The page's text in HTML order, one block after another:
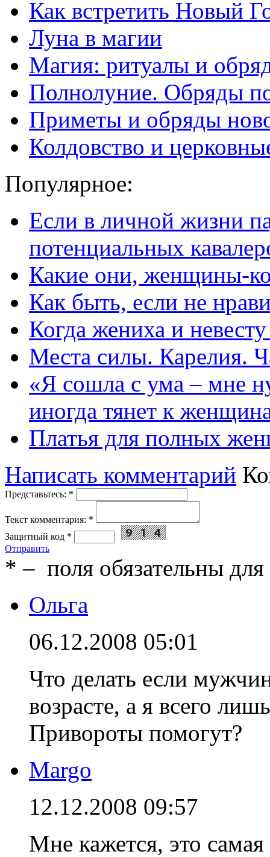
Как встретить Новый
Луна в магии
Магия: ритуалы и
Полнолуние. Обряды
Приметы и обряды
Колдовство и
Популярное:
Если в личной жизни
потенциальных
Какие они, женщины-
Как быть, если не
Когда жениха и
Места силы. Карелия.
«Я сошла с ума – мне
иногда тянет к
Платья для полных
Написать комментарий
Представьтесь: *
Текст комментария: *
Защитный код *
Отправить
* – поля обязательны для
Ольга
06.12.2008 05:01
Что делать если
возрасте, а я всего
Привороты помогут?
Margo
12.12.2008 09:57
Мне кажется, это